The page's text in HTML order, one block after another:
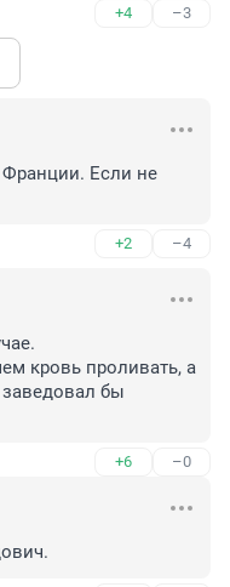
+4 –3
Если не
+2 –4
кровь проливать, а
бы
+6 –0